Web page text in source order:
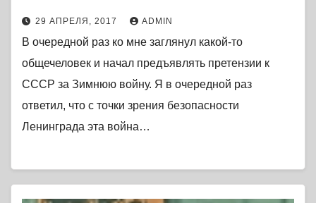
29 АПРЕЛЯ, 2017 ADMIN
В очередной раз ко мне заглянул какой-то
общечеловек и начал предъявлять претензии к
СССР за Зимнюю войну. Я в очередной раз
ответил, что с точки зрения безопасности
Ленинграда эта война…